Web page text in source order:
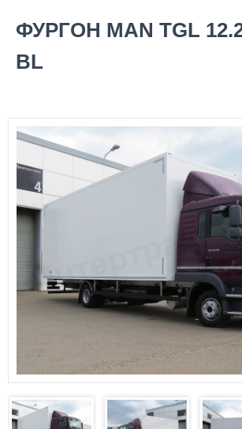
ФУРГОН MAN TGL
BL